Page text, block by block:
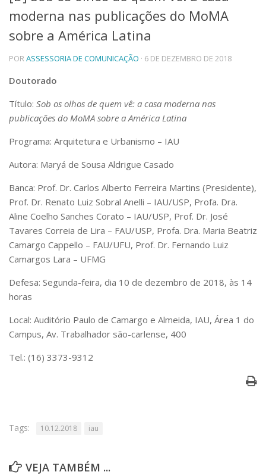
Telefones e Mapas
Pessoas
Ensino
Graduação
Educação a distância
Pesquisa e Inovação
Centros, Núcleos e Projetos em Rede
Iniciação Científica
Transferência de Tecnologia
Empresas Juniores
Extensão à Comunidade
Projetos, Programas e Cursos
Artes, Cultura e Esportes
Museus e Espaços Interativos
Bibliotecas
Segurança, Trânsito e Prevenção
RH, Administrativo e Financeiro
Outros serviços
Comunicação
Defesa de Teses
moderna nas publicações do MoMA
sobre a América Latina
PORASSESSORIA DE COMUNICAÇÃO · 6 DE DEZEMBRO DE 2018
Doutorado
Título: Sob os olhos de quem vê: a casa moderna nas
publicações do MoMA sobre a América Latina
Programa: Arquitetura e Urbanismo – IAU
Autora: Maryá de Sousa Aldrigue Casado
Banca: Prof. Dr. Carlos Alberto Ferreira Martins (Presidente),
Prof. Dr. Renato Luiz Sobral Anelli – IAU/USP, Profa. Dra.
Aline Coelho Sanches Corato – IAU/USP, Prof. Dr. José
Tavares Correia de Lira – FAU/USP, Profa. Dra. Maria Beatriz
Camargo Cappello – FAU/UFU, Prof. Dr. Fernando Luiz
Camargos Lara – UFMG
Defesa: Segunda-feira, dia 10 de dezembro de 2018, às 14
horas
Local: Auditório Paulo de Camargo e Almeida, IAU, Área 1 do
Campus, Av. Trabalhador são-carlense, 400
Tel.: (16) 3373-9312
Tags: 10.12.2018 iau
VEJA TAMBÉM ...